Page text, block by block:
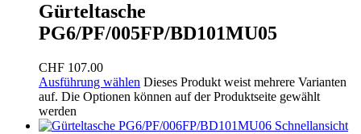
Gürteltasche
PG6/PF/005FP/BD101MU05
CHF 107.00
Ausführung wählen Dieses Produkt weist mehrere Varianten
auf. Die Optionen können auf der Produktseite gewählt
werden
Schnellansicht